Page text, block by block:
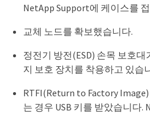
NetApp Support에 케이스를
교체 노드를 확보했습니다.
정전기 방전(ESD) 손목 보호
지 보호 장치를 착용하고 있습
RTFI(Return to Factory
는 경우 USB 키를 받았습니다.